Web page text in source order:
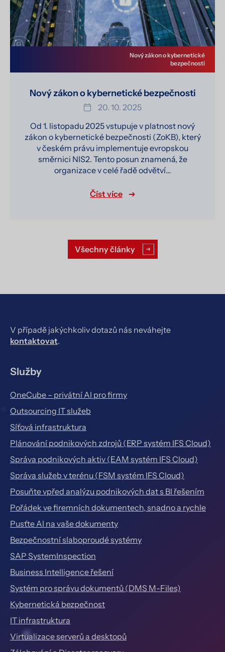
Nový zákon o kybernetické
bezpečnosti
Nový zákon o kybernetické bezpečnosti
20. 10. 2025
Od 1. listopadu 2025 vstupuje v platnost nový
zákon o kybernetické bezpečnosti (ZoKB), který
v českém právu implementuje evropskou
směrnici NIS2. Tento posun znamená, že
organizace v celé řadě odvětví…
Číst více
Všechny články
V případě jakýchkoliv dotazů nás neváhejte
kontaktovat.
Služby
OneCube – privátní AI pro firmy
Outsourcing IT služeb
Síťová infrastruktura
Plánování podnikových zdrojů (ERP systém IFS Cloud)
Správa podnikových aktiv (EAM systém IFS Cloud)
Správa služeb v terénu (FSM systém IFS Cloud)
Posuňte vpřed analýzu podnikových dat s BI řešením
Pořádek ve firemních dokumentech, snadno a rychle
Pusťte AI na vaše dokumenty
Bezpečnostní slaboproudé systémy
SAP SystemInspection
Business Intelligence řešení
Systém pro správu dokumentů (DMS M-Files)
Kybernetická bezpečnost
IT infrastruktura
Virtualizace serverů a desktopů